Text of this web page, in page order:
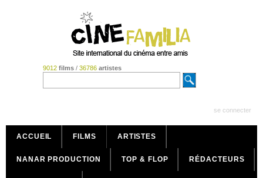
9012 films/ 36786 artistes
se connecter
ACCUEIL FILMS ARTISTES
NANAR PRODUCTION TOP & FLOP RÉDACTEURS